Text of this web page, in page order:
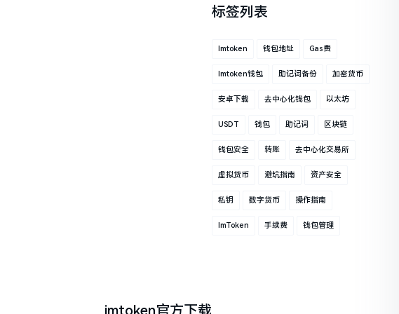
标签列表
Imtoken 钱包地址 Gas费
Imtoken钱包 助记词备份 加密货币
安卓下载 去中心化钱包 以太坊
USDT 钱包 助记词 区块链
钱包安全 转账 去中心化交易所
虚拟货币 避坑指南 资产安全
私钥 数字货币 操作指南
ImToken 手续费 钱包管理